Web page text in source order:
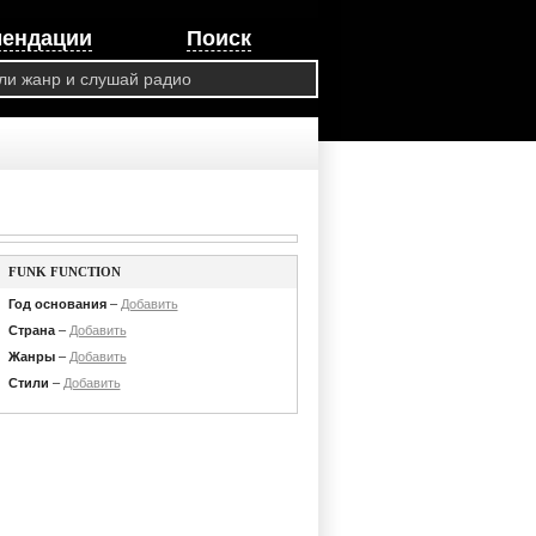
Поиск
FUNK FUNCTION
Год основания– Добавить
Страна– Добавить
Жанры– Добавить
Стили – Добавить